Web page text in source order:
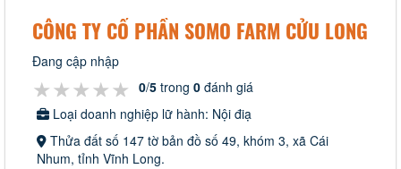
CÔNG TY CỔ PHẦN SOMO FARM CỬU LONG
Đang cập nhập
★★★★★
★★★★★
★★★★★ 0/5 trong 0 đánh giá
Loại doanh nghiệp lữ hành: Nội điạ
Thửa đất số 147 tờ bản đồ số 49, khóm 3, xã Cái
Nhum, tỉnh Vĩnh Long.